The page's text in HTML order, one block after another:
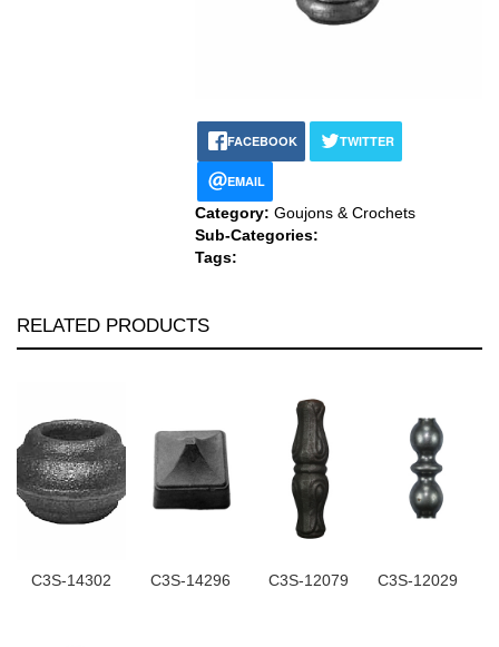
FACEBOOK TWITTER
EMAIL
Category: Goujons & Crochets
Sub-Categories:
Tags:
RELATED PRODUCTS
C3S-14302 C3S-14296 C3S-12079 C3S-12029